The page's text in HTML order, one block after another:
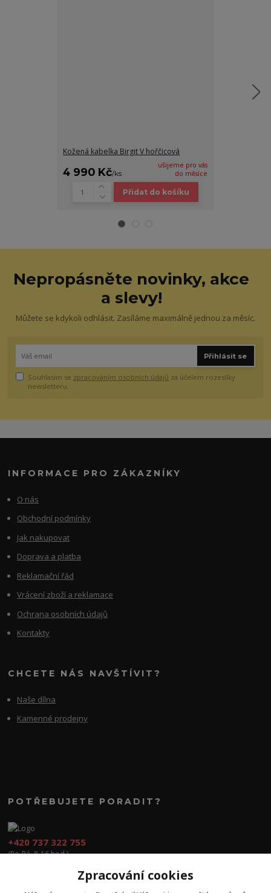
Kožená kabelka Birgit V hořčicová
4 990 Kč/ks
ušijeme pro vás
do měsíce
Přidat do košíku
Nepropásněte novinky, akce
a slevy!
Můžete se kdykoli odhlásit. Zasíláme maximálně jednou za měsíc.
Přihlásit se
Souhlasím se zpracováním osobních údajů za účelem rozesílky
newsletteru.
INFORMACE PRO ZÁKAZNÍKY
O nás
Obchodní podmínky
Jak nakupovat
Doprava a platba
Reklamační řád
Vrácení zboží a reklamace
Ochrana osobních údajů
Kontakty
CHCETE NÁS NAVŠTÍVIT?
Naše dílna
Kamenné prodejny
POTŘEBUJETE PORADIT?
+420 737 322 755
(Po-Pá, 8-16 hod.)
obchod@cvook.czZpracování cookies